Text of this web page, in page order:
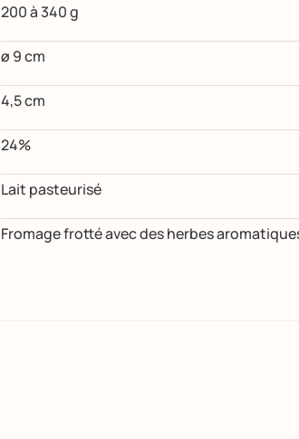
200 à 340 g
ø 9 cm
4,5 cm
24%
Lait pasteurisé
Fromage frotté avec des herbes